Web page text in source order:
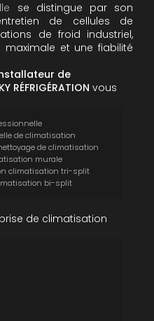
se distingue par son
de cellules de
de froid industriel,
et une fiabilité
de
RÉFRIGÉRATION vous
de climatisation
de climatisation
murale
climatisation tri-split
bi-split
de climatisation